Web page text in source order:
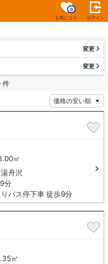
お気に入り
0
ログイン
変更
変更
件
㎡
舟沢
分
バス停下車 徒歩9分
㎡